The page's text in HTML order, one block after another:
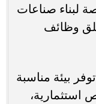
لبناء صناعات
وظائف
وأضاف أن رؤية السعودية 2030 توفر بيئة مناسبة
استثمارية،